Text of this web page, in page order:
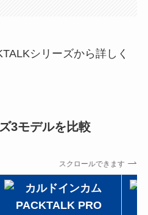
シリーズから詳しく
3モデルを比較
スクロールできます